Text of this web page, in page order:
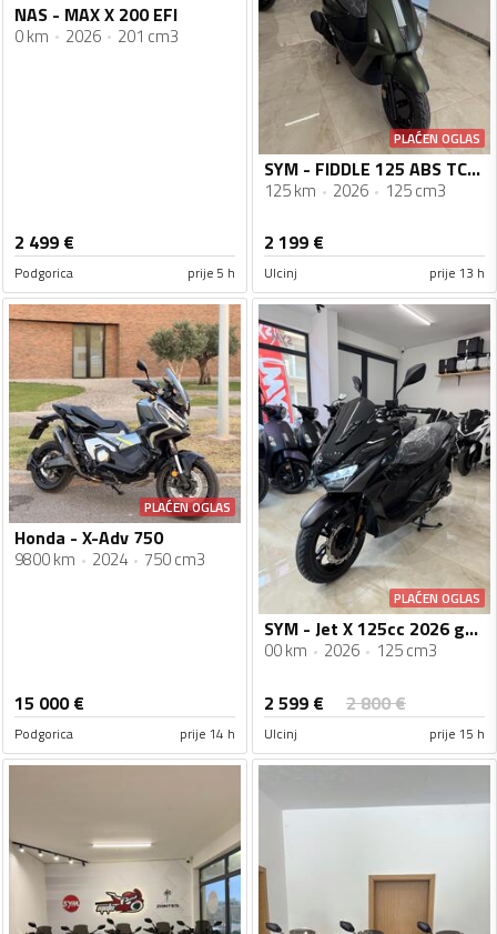
NAS - MAX X 200 EFI
0 km 2026 201 cm3
2 499 €
Podgorica prije 5 h
PLAĆEN OGLAS
SYM - FIDDLE 125 ABS TCS 2026 Vodeno Hladjenje
125 km 2026 125 cm3
2 199 €
Ulcinj prije 13 h
PLAĆEN OGLAS
Honda - X-Adv 750
9800 km 2024 750 cm3
15 000€
Podgorica prije 14 h
PLAĆEN OGLAS
SYM - Jet X 125cc 2026 godiste Vodeno Hladjenje Nove Boje
00 km 2026 125 cm3
2 599 € 2 800€
Ulcinj prije 15 h